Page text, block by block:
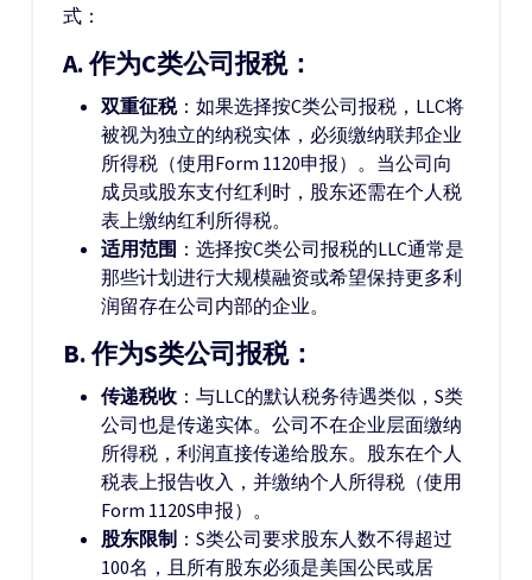
式：
A. 作为C类公司报税：
双重征税：如果选择按C类公司报税，LLC将
被视为独立的纳税实体，必须缴纳联邦企业
所得税（使用Form 1120申报）。当公司向
成员或股东支付红利时，股东还需在个人税
表上缴纳红利所得税。
适用范围 ：选择按C类公司报税的LLC通常是
那些计划进行大规模融资或希望保持更多利
润留存在公司内部的企业。
B. 作为S类公司报税：
传递税收 ：与LLC的默认税务待遇类似，S类
公司也是传递实体。公司不在企业层面缴纳
所得税，利润直接传递给股东。股东在个人
税表上报告收入，并缴纳个人所得税（使用
Form 1120S申报）。
股东限制 ：S类公司要求股东人数不得超过
100名，且所有股东必须是美国公民或居